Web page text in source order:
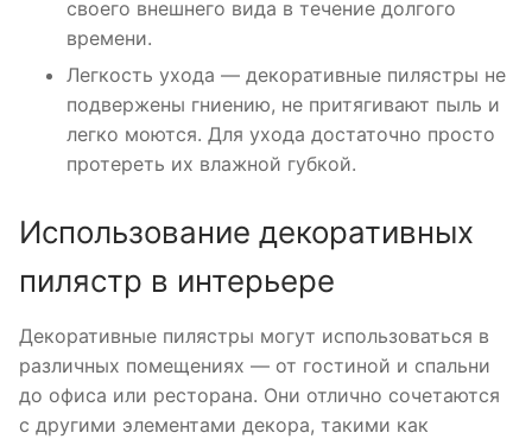
своего внешнего вида в течение долгого
времени.
Легкость ухода — декоративные пилястры не
подвержены гниению, не притягивают пыль и
легко моются. Для ухода достаточно просто
протереть их влажной губкой.
Использование декоративных
пилястр в интерьере
Декоративные пилястры могут использоваться в
различных помещениях — от гостиной и спальни
до офиса или ресторана. Они отлично сочетаются
с другими элементами декора, такими как